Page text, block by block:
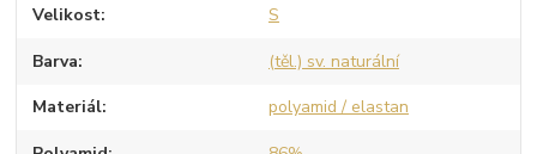
Velikost S
Barva (těl.) sv. naturální
Materiál polyamid / elastan